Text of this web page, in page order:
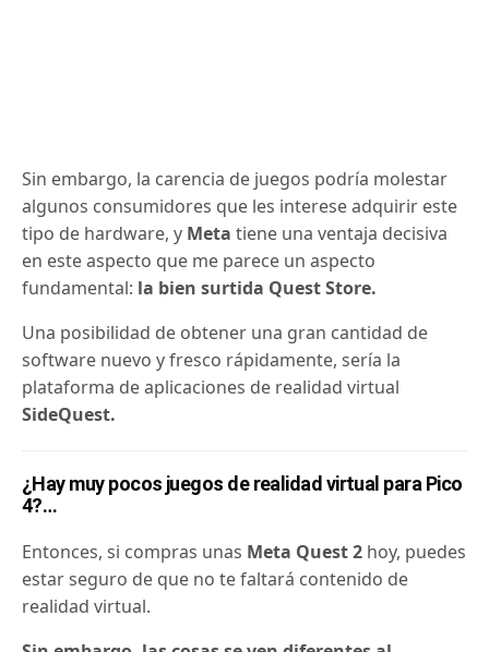
Sin embargo, la carencia de juegos podría molestar
algunos consumidores que les interese adquirir este
tipo de hardware, y Metatiene una ventaja decisiva
en este aspecto que me parece un aspecto
fundamental: la bien surtida Quest Store.
Una posibilidad de obtener una gran cantidad de
software nuevo y fresco rápidamente, sería la
plataforma de aplicaciones de realidad virtual
SideQuest.
¿Hay muy pocos juegos de realidad virtual para Pico
4?…
Entonces, si compras unas Meta Quest 2 hoy, puedes
estar seguro de que no te faltará contenido de
realidad virtual.